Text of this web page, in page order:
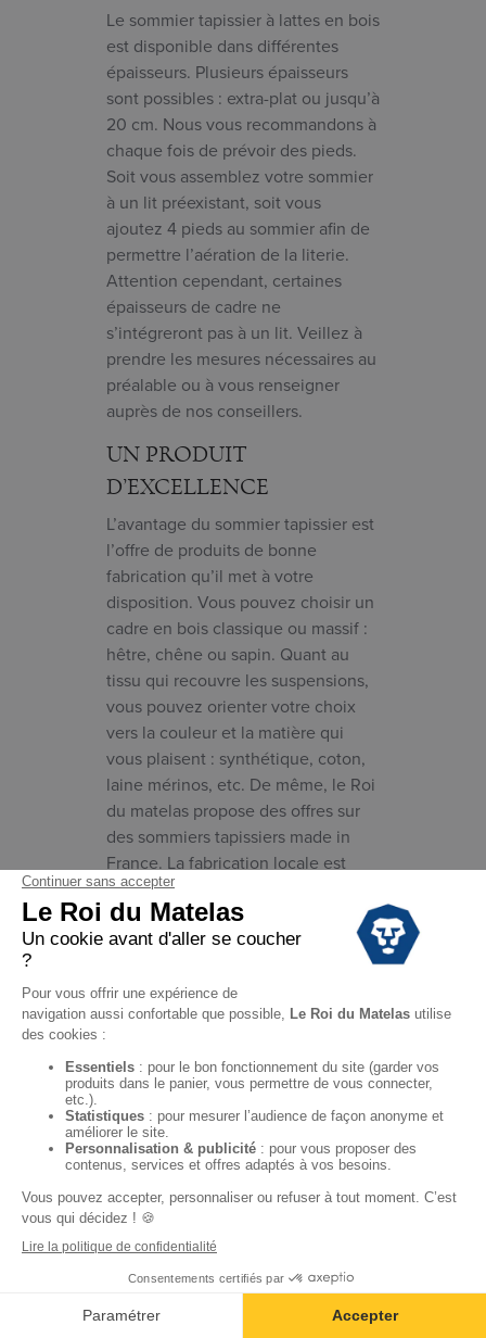
Le sommier tapissier à lattes en bois
est disponible dans différentes
épaisseurs. Plusieurs épaisseurs
sont possibles : extra-plat ou jusqu’à
20 cm. Nous vous recommandons à
chaque fois de prévoir des pieds.
Soit vous assemblez votre sommier
à un lit préexistant, soit vous
ajoutez 4 pieds au sommier afin de
permettre l’aération de la literie.
Attention cependant, certaines
épaisseurs de cadre ne
s’intégreront pas à un lit. Veillez à
prendre les mesures nécessaires au
préalable ou à vous renseigner
auprès de nos conseillers.
UN PRODUIT
D’EXCELLENCE
L’avantage du sommier tapissier est
l’offre de produits de bonne
fabrication qu’il met à votre
disposition. Vous pouvez choisir un
cadre en bois classique ou massif :
hêtre, chêne ou sapin. Quant au
tissu qui recouvre les suspensions,
vous pouvez orienter votre choix
vers la couleur et la matière qui
vous plaisent : synthétique, coton,
laine mérinos, etc. De même, le Roi
du matelas propose des offres sur
des sommiers tapissiers made in
France. La fabrication locale est
souvent un gage de qualité. Plus
vous choisirez des produits bien
fabriqués, plus votre sommier vous
pendant longtemps.
Le sommier tapissier est très
goût prononcé pour la décoration
d’intérieur. En effet, c’est un
sommier qui permet une totale
personnalisation des couleurs en
chambre. Les sommiers d’une telle
fabrication ont souvent un prix plus
de mesurer vos besoins en termes
de matériau, de confort, de fermeté